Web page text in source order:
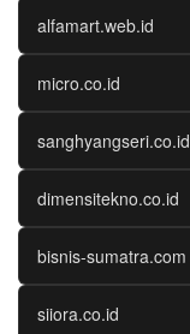
alfamart.web.id
micro.co.id
sanghyangseri.co.id
dimensitekno.co.id
bisnis-sumatra.com
siiora.co.id